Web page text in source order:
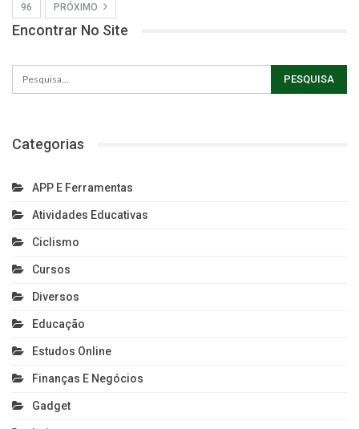
96 PRÓXIMO
Encontrar No Site
Categorias
APP E Ferramentas
Atividades Educativas
Ciclismo
Cursos
Diversos
Educação
Estudos Online
Finanças E Negócios
Gadget